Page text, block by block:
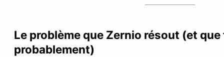
Le problème que Zernio résout (et
probablement)